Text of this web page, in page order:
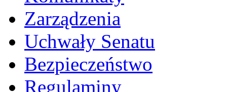
Zarządzenia
Uchwały Senatu
Bezpieczeństwo
Regulaminy